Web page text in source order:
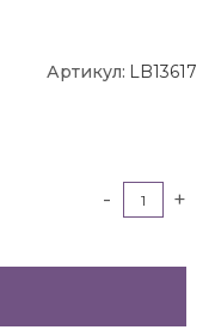
Артикул: LB13617
- +